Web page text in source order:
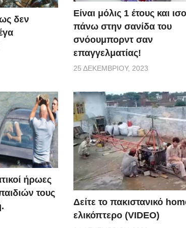
σε μία ημέρα σχεδόν 2 εκατ. θεάσεις.
είναι πόσες γυναίκες θα έλεγαν «ναι» σε
δεν
Είναι μόλις 1 έτους και
πάνω στην σανίδα του
σνόουμπορντ σαν
επαγγελματίας!
25 ΔΕΚΕΜΒΡΊΟΥ, 2023
ήρωες
τους
Δείτε το πακιστανικό
ελικόπτερο (VIDEO)